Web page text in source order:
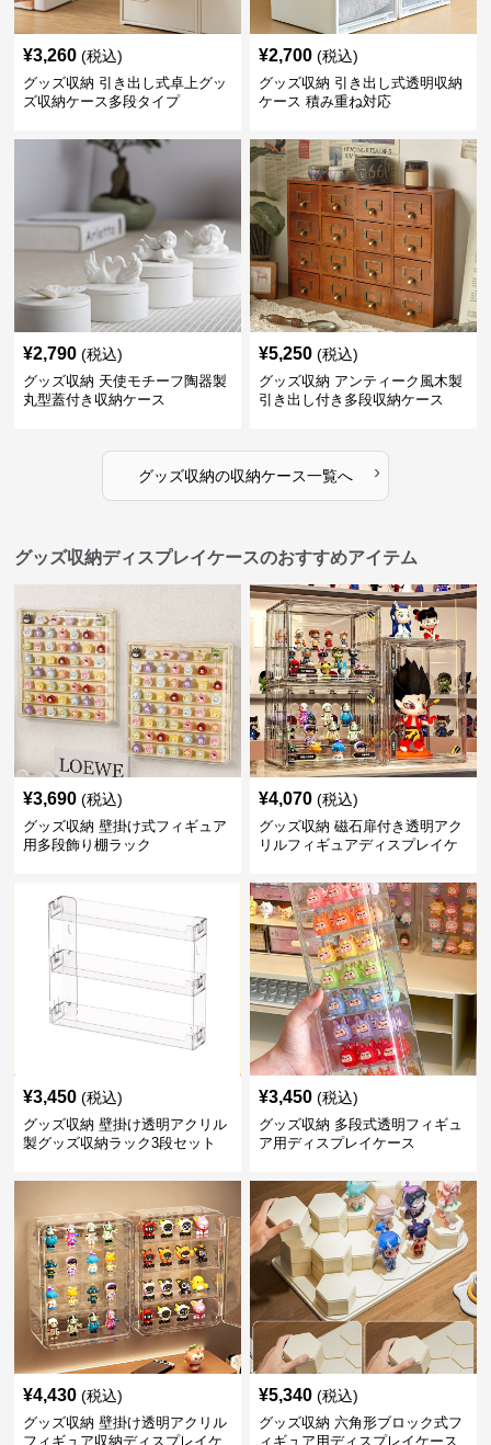
¥3,260 (税込)
グッズ収納 引き出し式卓上グッ
ズ収納ケース多段タイプ
¥2,700 (税込)
グッズ収納 引き出し式透明収納
ケース 積み重ね対応
¥2,790 (税込)
グッズ収納 天使モチーフ陶器製
丸型蓋付き収納ケース
¥5,250 (税込)
グッズ収納 アンティーク風木製
引き出し付き多段収納ケース
グッズ収納の収納ケース一覧へ ›
グッズ収納ディスプレイケースのおすすめアイテム
¥3,690 (税込)
グッズ収納 壁掛け式フィギュア
用多段飾り棚ラック
¥4,070 (税込)
グッズ収納 磁石扉付き透明アク
リルフィギュアディスプレイケ
¥3,450 (税込)
グッズ収納 壁掛け透明アクリル
製グッズ収納ラック3段セット
¥3,450 (税込)
グッズ収納 多段式透明フィギュ
ア用ディスプレイケース
¥4,430 (税込)
グッズ収納 壁掛け透明アクリル
フィギュア収納ディスプレイケ
¥5,340 (税込)
グッズ収納 六角形ブロック式フ
ィギュア用ディスプレイケース